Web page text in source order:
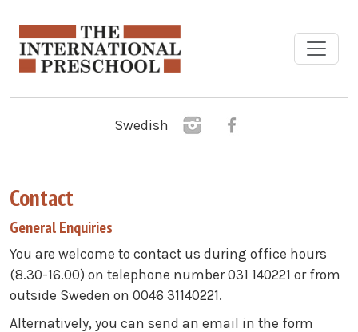
Swedish
Contact
General Enquiries
You are welcome to contact us during office hours
(8.30-16.00) on telephone number 031 140221 or from
outside Sweden on 0046 31140221.
Alternatively, you can send an email in the form